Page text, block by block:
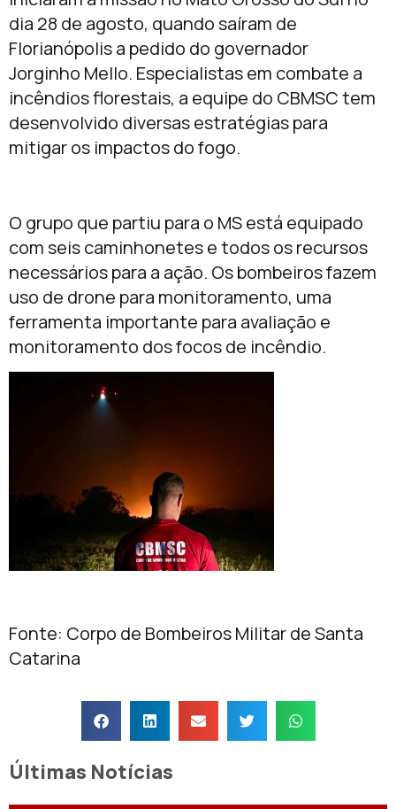
dia 28 de agosto, quando saíram de
Florianópolis a pedido do governador
Jorginho Mello. Especialistas em combate a
incêndios florestais, a equipe do CBMSC tem
desenvolvido diversas estratégias para
mitigar os impactos do fogo.
O grupo que partiu para o MS está equipado
com seis caminhonetes e todos os recursos
necessários para a ação. Os bombeiros fazem
uso de drone para monitoramento, uma
ferramenta importante para avaliação e
monitoramento dos focos de incêndio.
Fonte: Corpo de Bombeiros Militar de Santa
Catarina
Últimas Notícias